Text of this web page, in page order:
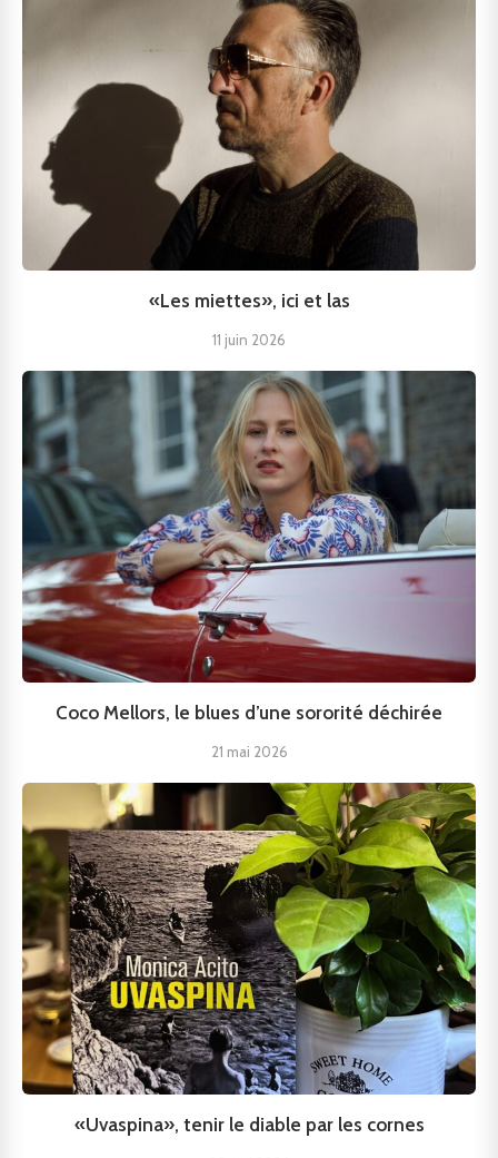
«Les miettes», ici et las
11 juin 2026
Coco Mellors, le blues d’une sororité déchirée
21 mai 2026
«Uvaspina», tenir le diable par les cornes